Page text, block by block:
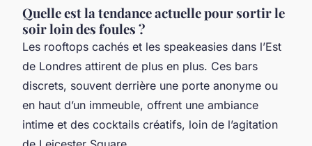
Quelle est la tendance actuelle pour sortir le
soir loin des foules ?
Les rooftops cachés et les speakeasies dans l’Est
de Londres attirent de plus en plus. Ces bars
discrets, souvent derrière une porte anonyme ou
en haut d’un immeuble, offrent une ambiance
intime et des cocktails créatifs, loin de l’agitation